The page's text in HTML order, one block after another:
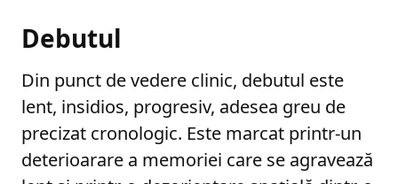
Debutul
Din punct de vedere clinic, debutul este
lent, insidios, progresiv, adesea greu de
precizat cronologic. Este marcat printr-un
deterioarare a memoriei care se agravează